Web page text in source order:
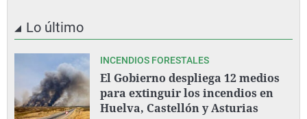
Lo último
INCENDIOS FORESTALES
El Gobierno despliega 12 medios
para extinguir los incendios en
Huelva, Castellón y Asturias